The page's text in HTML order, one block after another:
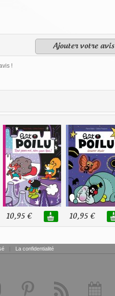
Ajouter votre avis
!
10,95 € 10,95 €
| La confidentialité